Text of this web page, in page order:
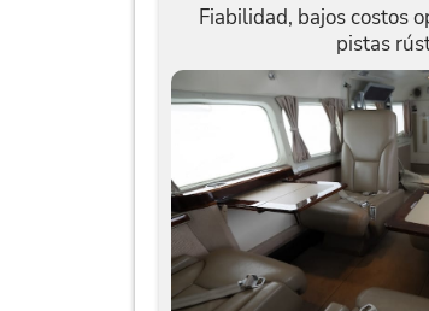
Fiabilidad, bajos costos
pistas